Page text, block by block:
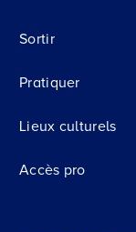
Sortir
Pratiquer
Lieux culturels
Accès pro